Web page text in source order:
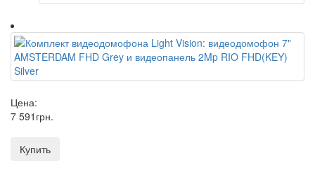
Цена:
7 591 грн.
Купить